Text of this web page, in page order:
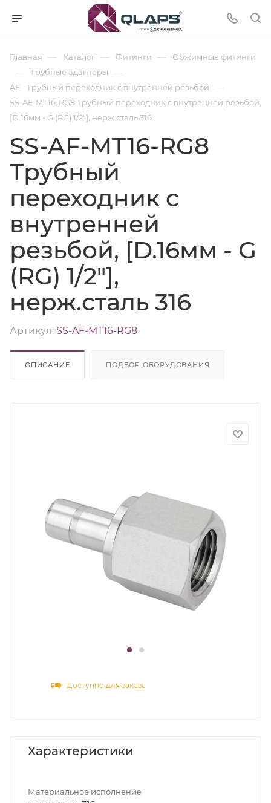
Главная — Каталог — Фитинги — Обжимные фитинги
— Трубные адаптеры —
AF - Трубный переходник с внутренней резьбой —
SS-AF-MT16-RG8 Трубный переходник с внутренней резьбой,
[D.16мм - G (RG) 1/2"], нерж.сталь 316
SS-AF-MT16-RG8
Трубный
переходник с
внутренней
резьбой, [D.16мм - G
(RG) 1/2"],
нерж.сталь 316
Артикул: SS-AF-MT16-RG8
ОПИСАНИЕ ПОДБОР ОБОРУДОВАНИЯ
Доступно для заказа
Характеристики
Материальное исполнение